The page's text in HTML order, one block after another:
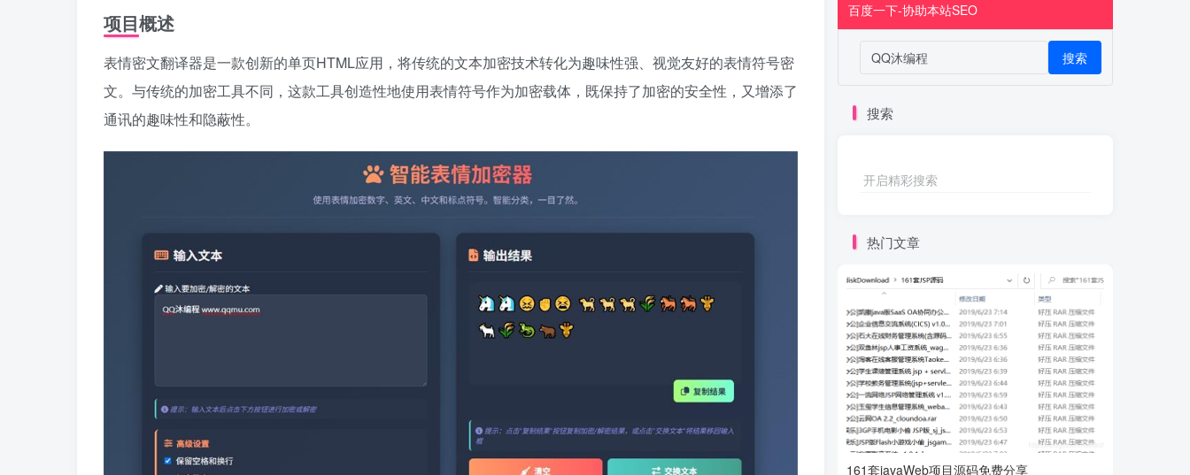
项目概述
表情密文翻译器是一款创新的单页HTML应用，将传统的文本加密技术转化为趣味性强、视觉友好的表情符号密
文。与传统的加密工具不同，这款工具创造性地使用表情符号作为加密载体，既保持了加密的安全性，又增添了
通讯的趣味性和隐蔽性。
百度一下-协助本站SEO
搜索
搜索
开启精彩搜索
热门文章
161套javaWeb项目源码免费分享